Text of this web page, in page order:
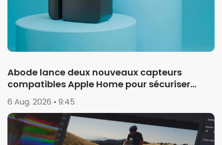
Abode lance deux nouveaux capteurs
compatibles Apple Home pour sécuriser
garages et portails
6 Aug. 2026 • 9:45